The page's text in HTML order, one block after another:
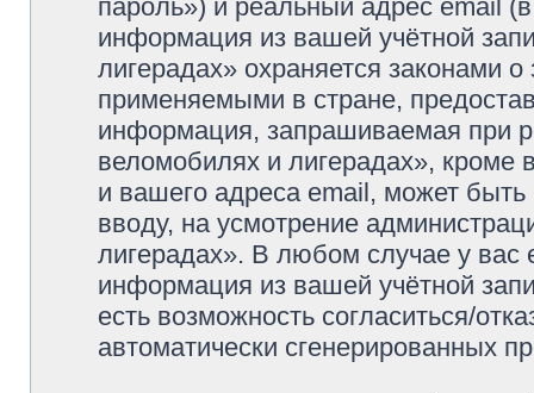
пароль») и реальный адрес email
информация из вашей учётной
лигерадах» охраняется законами
применяемыми в стране,
информация, запрашиваемая при
веломобилях и лигерадах», кроме
и вашего адреса email, может быть
вводу, на усмотрение
лигерадах». В любом случае у вас
информация из вашей учётной
есть возможность согласиться/
автоматически сгенерированных